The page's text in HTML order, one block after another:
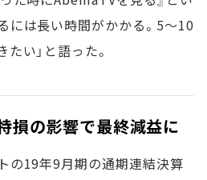
には長い時間がかかる。5～10
い」と語った。
損の影響で最終減益に
の19年9月期の通期連結決算